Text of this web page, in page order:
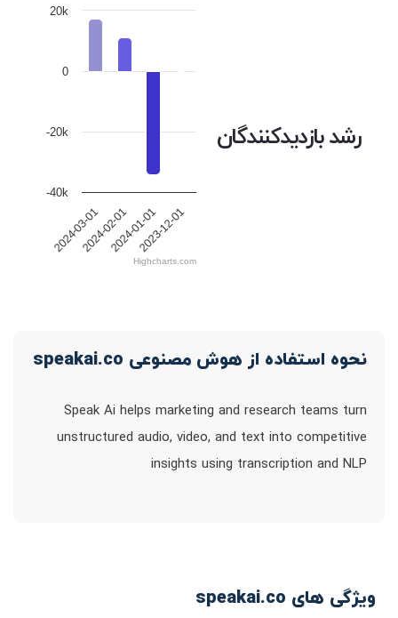
رشد بازدیدکنندگان
2024-03-012024-02-012024-01-012023-12-01
-40k
-20k
0
20k
Highcharts.com
نحوه استفاده از هوش مصنوعی speakai.co
Speak Ai helps marketing and research teams turn
unstructured audio, video, and text into competitive
insights using transcription and NLP
ویژگی های speakai.co